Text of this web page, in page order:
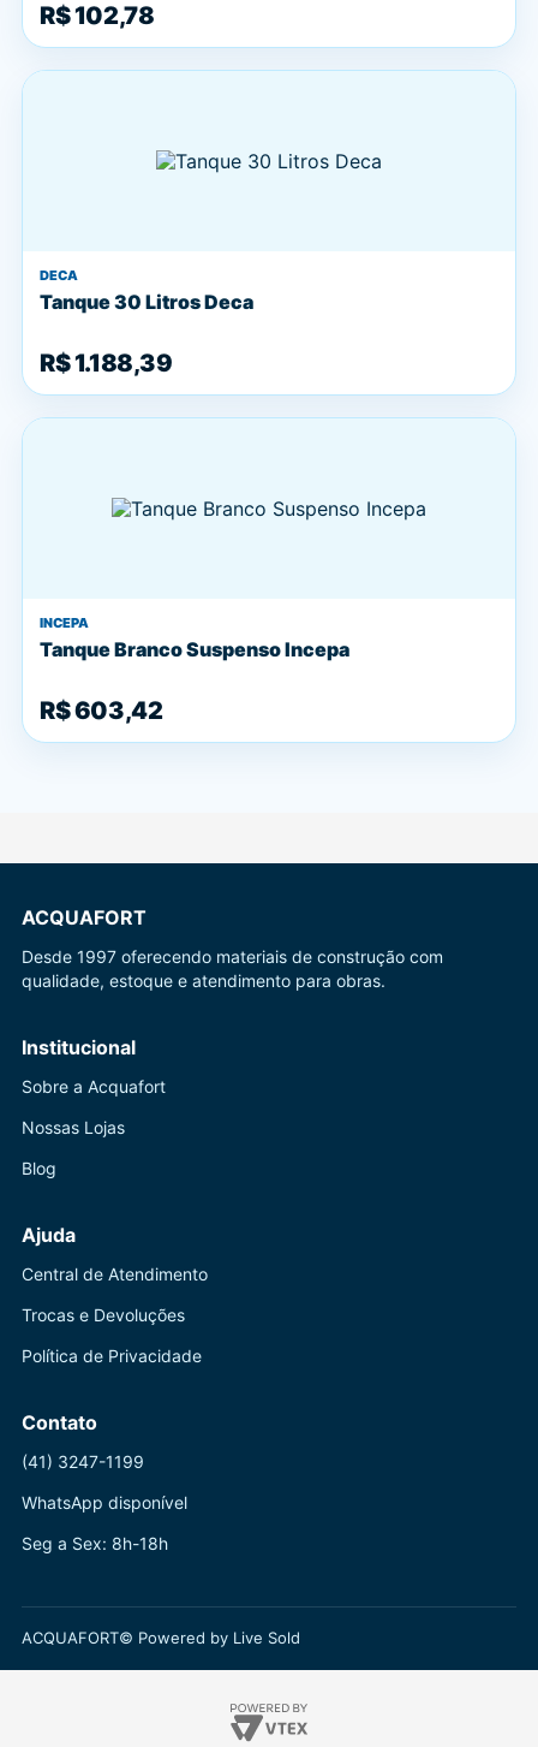
R$ 102,78
DECA
Tanque 30 Litros Deca
R$ 1.188,39
INCEPA
Tanque Branco Suspenso Incepa
R$ 603,42
ACQUAFORT
Desde 1997 oferecendo materiais de construção com
qualidade, estoque e atendimento para obras.
Institucional
Sobre a Acquafort
Nossas Lojas
Blog
Ajuda
Central de Atendimento
Trocas e Devoluções
Política de Privacidade
Contato
(41) 3247-1199
WhatsApp disponível
Seg a Sex: 8h-18h
ACQUAFORT© Powered by Live Sold